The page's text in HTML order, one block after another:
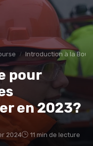
Introduction à la
pour
en 2023?
2024 11 min de lecture